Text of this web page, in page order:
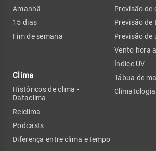
Amanhã
15 dias
Fim de semana
Clima
Históricos de clima -
Dataclima
Relclima
Podcasts
Diferença entre clima e tempo
Previsão de
Previsão de
Previsão de
Vento hora
Índice UV
Tábua de
Climatologia